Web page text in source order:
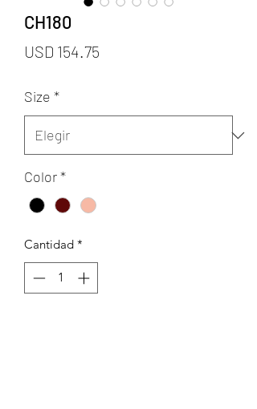
CH180
USD 154.75
Size *
Color*
Cantidad *